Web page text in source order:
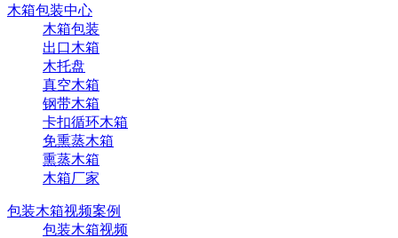
木箱包装中心
木箱包装
出口木箱
木托盘
真空木箱
钢带木箱
卡扣循环木箱
免熏蒸木箱
熏蒸木箱
木箱厂家
包装木箱视频案例
包装木箱视频